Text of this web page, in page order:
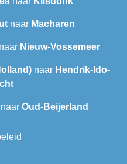
naar Macharen
naar Nieuw-Vossemeer
naar Hendrik-Ido-
naar Oud-Beijerland